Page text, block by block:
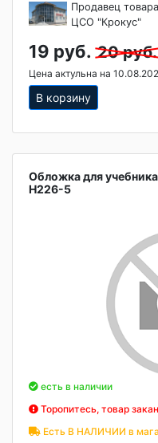
Продавец
ЦСО "Крокус"
19 руб. 20 руб.
Цена актульна на
В корзину
Обложка для
Н226-5
есть в наличии
Торопитесь, товар
Есть В НАЛИЧИИ в